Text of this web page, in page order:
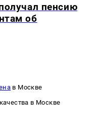
пенсию
об
в Москве
в Москве